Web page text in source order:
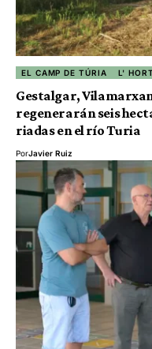
EL CAMP DE TÚRIA L'
Gestalgar,
regenerarán seis
riadas en el río Turia
PorJavier Ruiz